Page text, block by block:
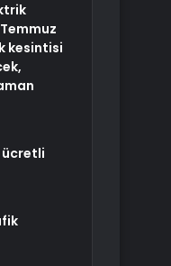
kesintisi
ücretli